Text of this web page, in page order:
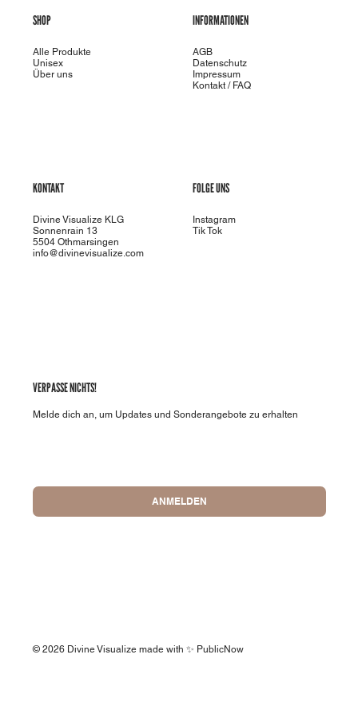
SHOP
Alle Produkte
Unisex
Über uns
INFORMATIONEN
AGB
Datenschutz
Impressum
Kontakt / FAQ
KONTAKT
Divine Visualize KLG
Sonnenrain 13
5504 Othmarsingen
info@divinevisualize.com
FOLGE UNS
Instagram
Tik Tok
VERPASSE NICHTS!
Melde dich an, um Updates und Sonderangebote zu erhalten
ANMELDEN
© 2026 Divine Visualize made with ✨ PublicNow